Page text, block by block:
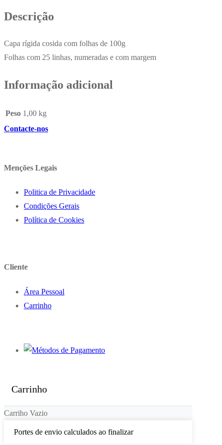
Descrição
Capa rígida cosida com folhas de 100g
Folhas com 25 linhas, numeradas e com margem
Informação adicional
Peso 1,00 kg
Contacte-nos
Menções Legais
Politica de Privacidade
Condições Gerais
Política de Cookies
Cliente
Área Pessoal
Carrinho
Carrinho
Carriho Vazio
Portes de envio calculados ao finalizar